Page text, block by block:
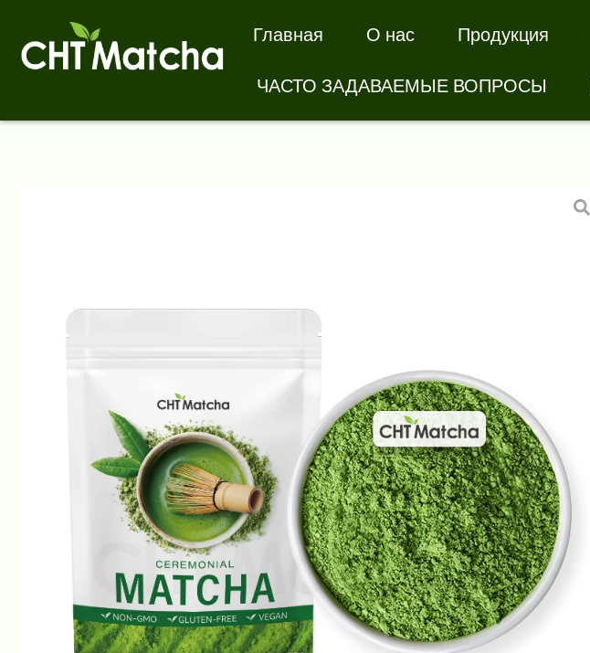
Главная О нас Продукция
ЧАСТО ЗАДАВАЕМЫЕ ВОПРОСЫ